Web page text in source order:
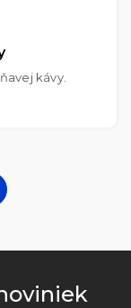
kávy.